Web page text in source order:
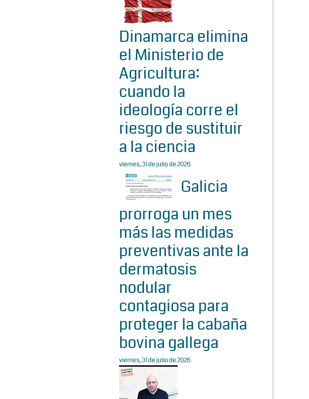
Dinamarca elimina
el Ministerio de
Agricultura:
cuando la
ideología corre el
riesgo de sustituir
a la ciencia
viernes, 31 de julio de 2026
Galicia
prorroga un mes
más las medidas
preventivas ante la
dermatosis
nodular
contagiosa para
proteger la cabaña
bovina gallega
viernes, 31 de julio de 2026